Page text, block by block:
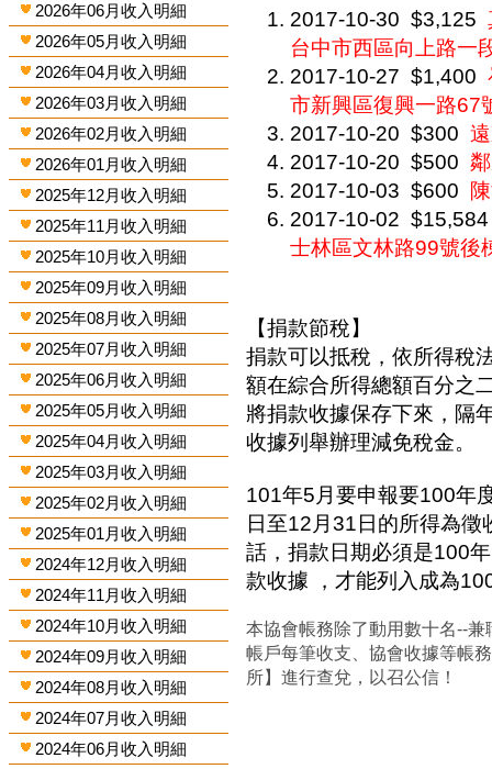
2026年06月收入明細
2026年05月收入明細
2026年04月收入明細
2026年03月收入明細
2026年02月收入明細
2026年01月收入明細
2025年12月收入明細
2025年11月收入明細
2025年10月收入明細
2025年09月收入明細
2025年08月收入明細
2025年07月收入明細
2025年06月收入明細
2025年05月收入明細
2025年04月收入明細
2025年03月收入明細
2025年02月收入明細
2025年01月收入明細
2024年12月收入明細
2024年11月收入明細
2024年10月收入明細
2024年09月收入明細
2024年08月收入明細
2024年07月收入明細
2024年06月收入明細
2017-10-30 $3,125
台中市西區向上路一
2017-10-27 $1,400
市新興區復興一路67
2017-10-20 $300
2017-10-20 $500
2017-10-03 $600
2017-10-02 $15,584
士林區文林路99號後
【捐款節稅】
捐款可以抵稅，依所得稅
額在綜合所得總額百分之
將捐款收據保存下來，隔
收據列舉辦理減免稅金。
101年5月要申報要100年
日至12月31日的所得為
話，捐款日期必須是100
款收據 ，才能列入成為
本協會帳務除了動用數十名--
帳戶每筆收支、協會收據等帳
所】進行查兌，以召公信！